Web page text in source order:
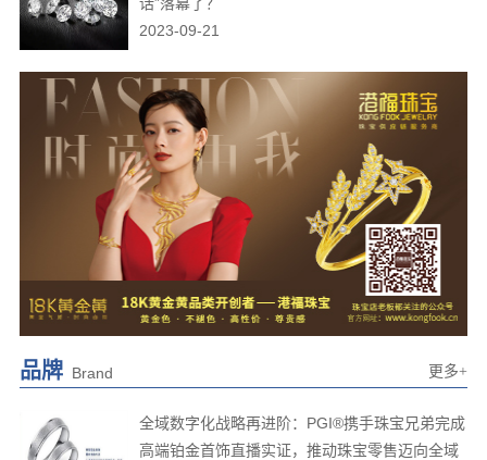
2023-09-21
品牌Brand 更多+
全域数字化战略再进阶：PGI®携手珠宝兄弟完成
高端铂金首饰直播实证，推动珠宝零售迈向全域